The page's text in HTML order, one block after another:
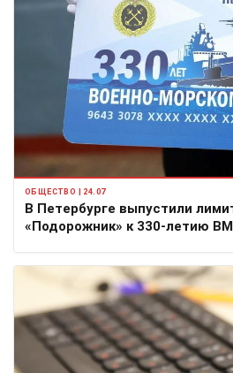
ОБЩЕСТВО | 24.07
В Петербурге выпустили
«Подорожник» к 330-летию